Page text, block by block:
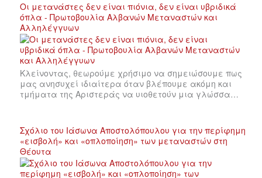
Οι μετανάστες δεν είναι πιόνια, δεν είναι υβριδικά
όπλα - Πρωτοβουλία Αλβανών Μεταναστών και
Αλληλέγγυων
Κλείνοντας, θεωρούμε χρήσιμο να σημειώσουμε πως
μας ανησυχεί ιδιαίτερα όταν βλέπουμε ακόμη και
τμήματα της Αριστεράς να υιοθετούν μια γλώσσα…
Σχόλιο του Ιάσωνα Αποστολόπουλου για την περίφημη
«εισβολή» και «οπλοποίηση» των μεταναστών στη
Θέουτα